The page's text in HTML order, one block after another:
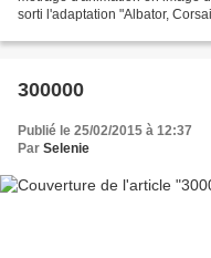
sorti l'adaptation "Albator,
300000
Publié le 25/02/2015 à 12:37
Par Selenie